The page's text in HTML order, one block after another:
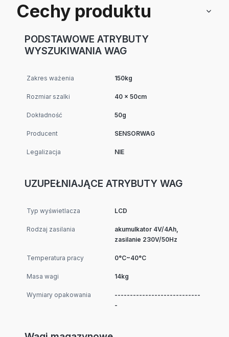
Cechy produktu
PODSTAWOWE ATRYBUTY
WYSZUKIWANIA WAG
Zakres ważenia 150kg
Rozmiar szalki 40 x 50cm
Dokładność 50g
Producent SENSORWAG
Legalizacja NIE
UZUPEŁNIAJĄCE ATRYBUTY WAG
Typ wyświetlacza LCD
Rodzaj zasilania
akumulkator 4V/4Ah,
zasilanie 230V/50Hz
Temperatura pracy 0°C~40°C
Masa wagi 14kg
Wymiary opakowania
----------------------------
-